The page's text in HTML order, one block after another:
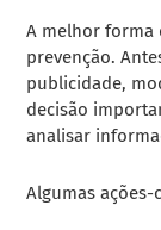
A melhor forma
prevenção.
publicidade,
decisão
analisar
Algumas ações-